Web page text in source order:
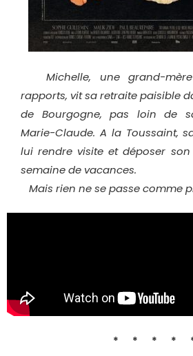
Michelle, une grand-
rapports, vit sa retraite paisible
de Bourgogne, pas loin de
Marie-Claude. A la Toussaint,
lui rendre visite et déposer
semaine de vacances.
Mais rien ne se passe comme
* * * *